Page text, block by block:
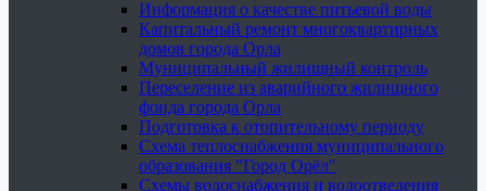
Информация о качестве питьевой воды
Капитальный ремонт многоквартирных
домов города Орла
Муниципальный жилищный контроль
Переселение из аварийного жилищного
фонда города Орла
Подготовка к отопительному периоду
Схема теплоснабжения муниципального
образования "Город Орёл"
Схемы водоснабжения и водоотведения